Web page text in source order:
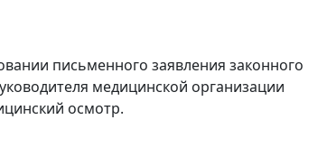
письменного заявления законного
медицинской организации
осмотр.